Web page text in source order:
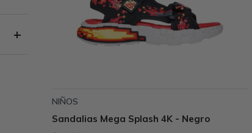
NIÑOS
Sandalias Mega Splash 4K - Negro